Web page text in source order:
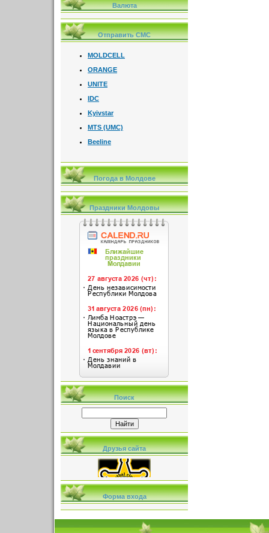
Валюта
Отправить СМС
MOLDCELL
ORANGE
UNITE
IDC
Kyivstar
MTS (UMC)
Beeline
Погода в Молдове
Праздники Молдовы
Поиск
Друзья сайта
Форма входа